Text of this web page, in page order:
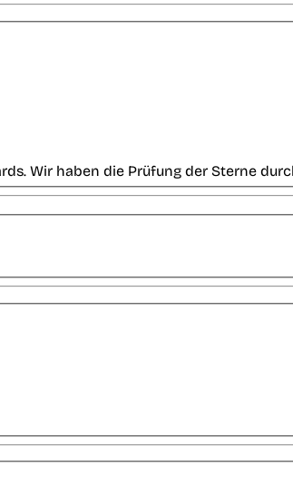
Wir haben die Prüfung der Sterne